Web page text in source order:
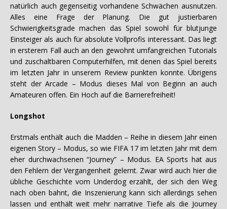
natürlich auch gegenseitig vorhandene Schwächen ausnutzen.
Alles eine Frage der Planung. Die gut justierbaren
Schwierigkeitsgrade machen das Spiel sowohl für blutjunge
Einsteiger als auch für absolute Vollprofis interessant. Das liegt
in ersterem Fall auch an den gewohnt umfangreichen Tutorials
und zuschaltbaren Computerhilfen, mit denen das Spiel bereits
im letzten Jahr in unserem Review punkten konnte. Übrigens
steht der Arcade – Modus dieses Mal von Beginn an auch
Amateuren offen. Ein Hoch auf die Barrierefreiheit!
Longshot
Erstmals enthält auch die Madden – Reihe in diesem Jahr einen
eigenen Story – Modus, so wie FIFA 17 im letzten Jahr mit dem
eher durchwachsenen “Journey” – Modus. EA Sports hat aus
den Fehlern der Vergangenheit gelernt. Zwar wird auch hier die
übliche Geschichte vom Underdog erzählt, der sich den Weg
nach oben bahnt, die Inszenierung kann sich allerdings sehen
lassen und enthält weit mehr narrative Tiefe als die Journey